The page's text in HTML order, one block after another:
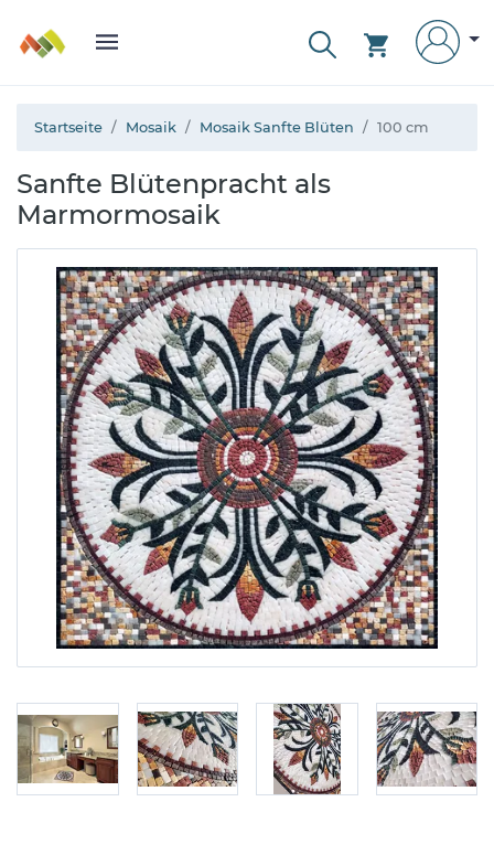
Startseite Mosaik Mosaik Sanfte Blüten 100 cm
Sanfte Blütenpracht als
Marmormosaik